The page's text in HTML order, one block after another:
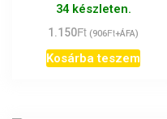
34 készleten.
1.150Ft (906Ft+ÁFA)
Kosárba teszem